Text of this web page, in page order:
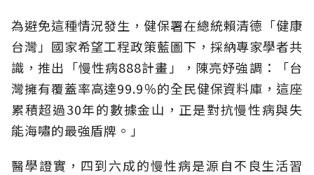
為避免這種情況發生，健保署在總統賴清德「健康
台灣」國家希望工程政策藍圖下，採納專家學者共
識，推出「慢性病888計畫」，陳亮妤強調：「台
灣擁有覆蓋率高達99.9％的全民健保資料庫，這座
累積超過30年的數據金山，正是對抗慢性病與失
能海嘯的最強盾牌。」
醫學證實，四到六成的慢性病是源自不良生活習